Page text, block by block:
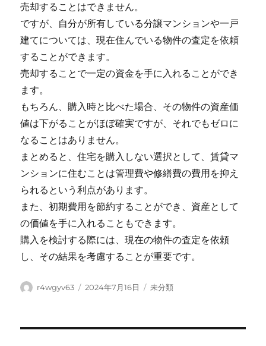
売却することはできません。
ですが、自分が所有している分譲マンションや一戸
建てについては、現在住んでいる物件の査定を依頼
することができます。
売却することで一定の資金を手に入れることができ
ます。
もちろん、購入時と比べた場合、その物件の資産価
値は下がることがほぼ確実ですが、それでもゼロに
なることはありません。
まとめると、住宅を購入しない選択として、賃貸マ
ンションに住むことは管理費や修繕費の費用を抑え
られるという利点があります。
また、初期費用を節約することができ、資産として
の価値を手に入れることもできます。
購入を検討する際には、現在の物件の査定を依頼
し、その結果を考慮することが重要です。
Author
r4wgyv63
Posted
2024年7月16日 Categories
未分類